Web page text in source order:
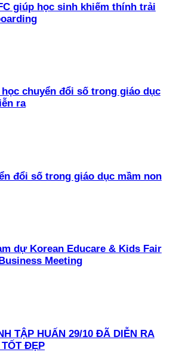
giúp học sinh khiếm thính trải
chuyển đổi số trong giáo dục
ra
đổi số trong giáo dục mầm non
dự Korean Educare & Kids Fair
Meeting
TẬP HUẤN 29/10 ĐÃ DIỄN RA
ĐẸP